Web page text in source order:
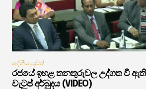
දේශීය පුවත්
රජයේ ඉහළ තනතුරුවල උද්ගත වී ඇති
වැටුප් අර්බුදය (VIDEO)